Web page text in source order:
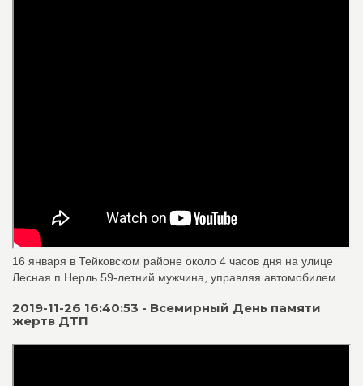
16 января в Тейковском районе около 4 часов дня на улице
Лесная п.Нерль 59-летний мужчина, управляя автомобилем ...
2019-11-26 16:40:53 - Всемирный День памяти
жертв ДТП